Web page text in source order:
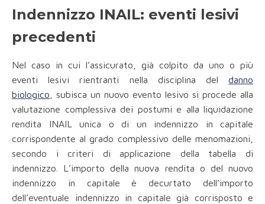
Indennizzo INAIL: eventi lesivi
precedenti
Nel caso in cui l’assicurato, già colpito da uno o più
eventi lesivi rientranti nella disciplina del danno
biologico , subisca un nuovo evento lesivo si procede alla
valutazione complessiva dei postumi e alla liquidazione
rendita INAIL unica o di un indennizzo in capitale
corrispondente al grado complessivo delle menomazioni,
secondo i criteri di applicazione della tabella di
indennizzo. L’importo della nuova rendita o del nuovo
indennizzo in capitale è decurtato dell’importo
dell’eventuale indennizzo in capitale già corrisposto e